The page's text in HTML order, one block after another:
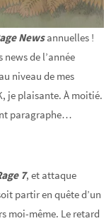
Newsannuelles !
de l’année
niveau de mes
je plaisante. À moitié.
paragraphe…
7, et attaque
partir en quête d’un
moi-même. Le retard